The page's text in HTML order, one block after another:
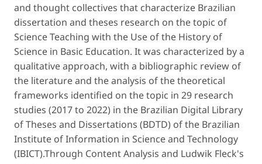
and thought collectives that characterize Brazilian
dissertation and theses research on the topic of
Science Teaching with the Use of the History of
Science in Basic Education. It was characterized by a
qualitative approach, with a bibliographic review of
the literature and the analysis of the theoretical
frameworks identified on the topic in 29 research
studies (2017 to 2022) in the Brazilian Digital Library
of Theses and Dissertations (BDTD) of the Brazilian
Institute of Information in Science and Technology
(IBICT).Through Content Analysis and Ludwik Fleck's